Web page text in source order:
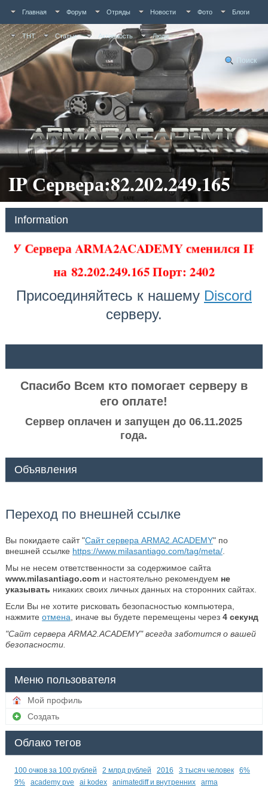
Главная Форум Отряды Новости Фото Блоги
ТНТ Статьи Активность Люди
Поиск
IP Сервера:82.202.249.165
Information
У Сервера ARMA2ACADEMY сменился IP
на82.202.249.165 Порт: 2402
Присоединяйтесь к нашему Discord
серверу.
Спасибо Всем кто помогает серверу в
его оплате!
Сервер оплачен и запущен до 06.11.2025
года.
Объявления
Переход по внешней ссылке
Вы покидаете сайт "Сайт сервера ARMA2.ACADEMY" по
внешней ссылке https://www.milasantiago.com/tag/meta/.
Мы не несем ответственности за содержимое сайта
www.milasantiago.comи настоятельно рекомендуем не
указывать никаких своих личных данных на сторонних сайтах.
Если Вы не хотите рисковать безопасностью компьютера,
нажмите отмена , иначе вы будете перемещены через 4секунд
"Сайт сервера ARMA2.ACADEMY" всегда заботится о вашей
безопасности.
Меню пользователя
Мой профиль
Создать
Облако тегов
100 очков за 100 рублей 2 млрд рублей 2016 3 тысяч человек
6%
9%
academy pve ai kodex animatediff и внутренних arma